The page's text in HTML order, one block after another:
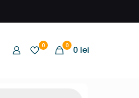
0 0 0 lei